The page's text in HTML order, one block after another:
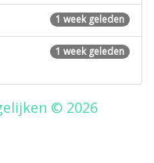
1 week geleden
1 week geleden
© 2026